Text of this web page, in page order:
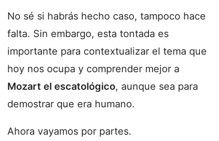
No sé si habrás hecho caso, tampoco hace
falta. Sin embargo, esta tontada es
importante para contextualizar el tema que
hoy nos ocupa y comprender mejor a
Mozart el escatológico, aunque sea para
demostrar que era humano.
Ahora vayamos por partes.